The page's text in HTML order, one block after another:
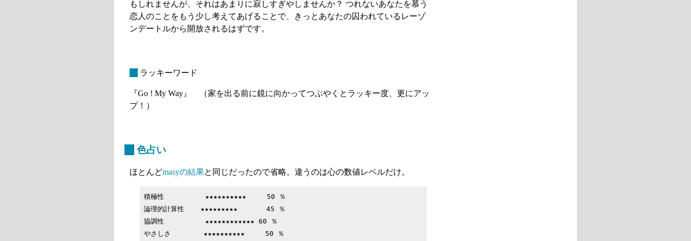
もしれませんが、それはあまりに寂しすぎやしませんか？ つれないあなたを慕う
恋人のことをもう少し考えてあげることで、きっとあなたの囚われているレーゾ
ンデートルから開放されるはずです。
ラッキーワード
『Go ! My Way』 （家を出る前に鏡に向かってつぶやくとラッキー度、更にアッ
プ！）
色占い
ほとんどmasyの結果と同じだったので省略。違うのは心の数値レベルだけ。
積極性          ★★★★★★★★★★     50 ％
論理的計算性    ★★★★★★★★★       45 ％
協調性          ★★★★★★★★★★★★ 60 ％
やさしさ        ★★★★★★★★★★     50 ％